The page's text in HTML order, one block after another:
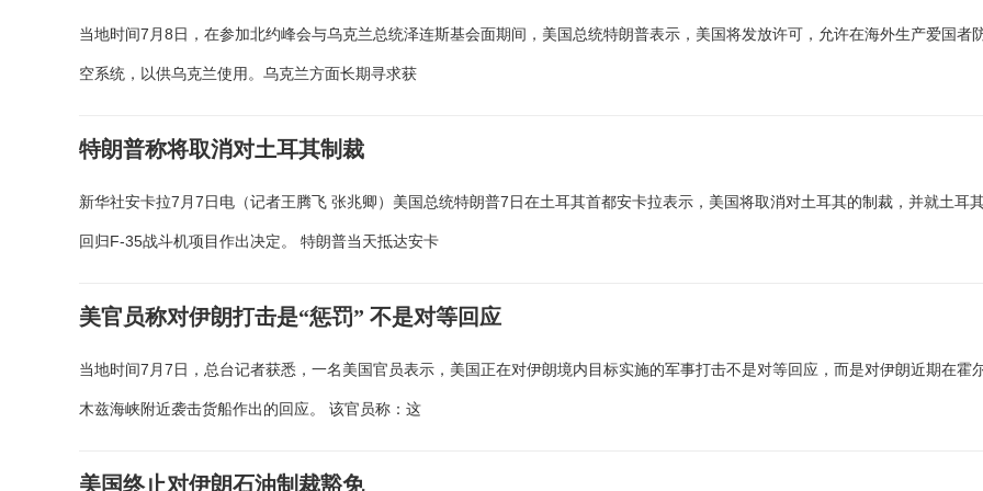
当地时间7月8日，在参加北约峰会与乌克兰总统泽连斯基会面期间，美国总统特朗普表示，美国将发放许可，允许在海外生产爱国者
空系统，以供乌克兰使用。乌克兰方面长期寻求获
特朗普称将取消对土耳其制裁
新华社安卡拉7月7日电（记者王腾飞 张兆卿）美国总统特朗普7日在土耳其首都安卡拉表示，美国将取消对土耳其的制裁，并就土耳
回归F-35战斗机项目作出决定。 特朗普当天抵达安卡
美官员称对伊朗打击是“惩罚” 不是对等回应
当地时间7月7日，总台记者获悉，一名美国官员表示，美国正在对伊朗境内目标实施的军事打击不是对等回应，而是对伊朗近期在霍
木兹海峡附近袭击货船作出的回应。 该官员称：这
美国终止对伊朗石油制裁豁免